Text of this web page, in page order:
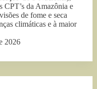
CPT’s da Amazônia e
de fome e seca
climáticas e à maior
2026